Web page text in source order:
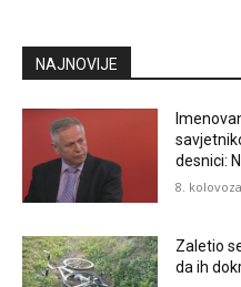
NAJNOVIJE
desnici:
8.
Zaletio
da ih